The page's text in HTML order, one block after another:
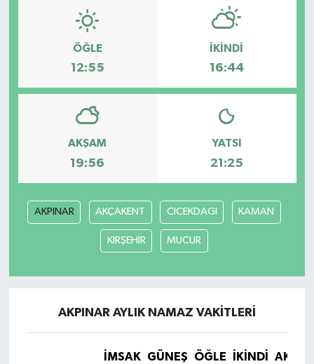
ÖĞLE
12:55
İKINDI
16:44
AKŞAM
19:56
YATSI
21:25
AKPINAR AKÇAKENT CICEKDAGI KAMAN
KIRŞEHİR MUCUR
AKPINAR AYLIK NAMAZ VAKITLERI
İMSAK GÜNEŞ ÖĞLE İKINDI